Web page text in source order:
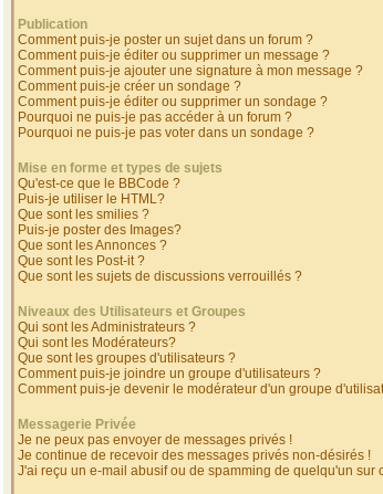
Publication
Comment puis-je poster un sujet dans un forum ?
Comment puis-je éditer ou supprimer un message ?
Comment puis-je ajouter une signature à mon message ?
Comment puis-je créer un sondage ?
Comment puis-je éditer ou supprimer un sondage ?
Pourquoi ne puis-je pas accéder à un forum ?
Pourquoi ne puis-je pas voter dans un sondage ?
Mise en forme et types de sujets
Qu'est-ce que le BBCode ?
Puis-je utiliser le HTML?
Que sont les smilies ?
Puis-je poster des Images?
Que sont les Annonces ?
Que sont les Post-it ?
Que sont les sujets de discussions verrouillés ?
Niveaux des Utilisateurs et Groupes
Qui sont les Administrateurs ?
Qui sont les Modérateurs?
Que sont les groupes d'utilisateurs ?
Comment puis-je joindre un groupe d'utilisateurs ?
Comment puis-je devenir le modérateur d'un groupe
Messagerie Privée
Je ne peux pas envoyer de messages privés !
Je continue de recevoir des messages privés non-désirés !
J'ai reçu un e-mail abusif ou de spamming de quelqu'un sur